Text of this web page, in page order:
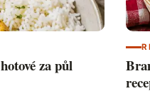
za půl